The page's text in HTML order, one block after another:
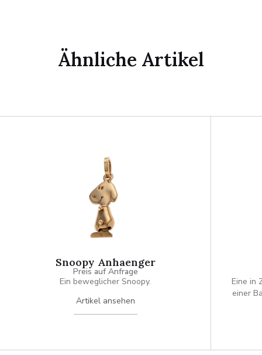
Ähnliche Artikel
Snoopy Anhaenger
Preis auf Anfrage
Ein beweglicher Snoopy.
Artikel ansehen
Eine in
einer